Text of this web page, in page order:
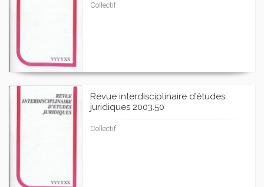
Collectif
Revue interdisciplinaire d'études
juridiques 2003.50
Collectif